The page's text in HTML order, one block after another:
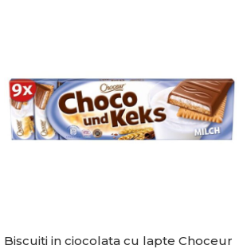
Biscuiti in ciocolata cu lapte Choceur